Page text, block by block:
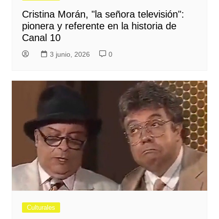
Cristina Morán, "la señora televisión":
pionera y referente en la historia de
Canal 10
3 junio, 2026 0
Culturales